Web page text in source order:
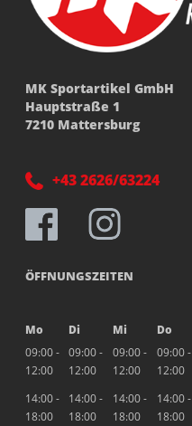
MK Sportartikel GmbH
Hauptstraße 1
7210 Mattersburg
+43 2626/63224
ÖFFNUNGSZEITEN
Mo Di Mi Do
09:00 -
12:00
09:00 -
12:00
09:00 -
12:00
09:00 -
12:00
14:00 -
18:00
14:00 -
18:00
14:00 -
18:00
14:00 -
18:00